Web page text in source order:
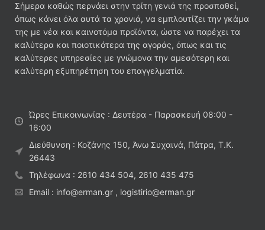
Σήμερα καθώς περνάει στην τρίτη γενιά της προσπαθεί,
όπως κάνει όλα αυτά τα χρονιά, να εμπλουτίζει την γκάμα
της με νέα και καινοτόμα προϊόντα, ώστε να παρέχει τα
καλύτερα και ποιοτικότερα της αγοράς, όπως και τις
καλύτερες υπηρεσίες με γνώμονα την αμεσότερη και
καλύτερη εξυπηρέτηση του επαγγελματία.
Ώρες Επικοινωνίας : Δευτέρα - Παρασκευή 08:00 -
16:00
Διεύθυνση : Κοζάνης 150, Άνω Συχαινά, Πάτρα, Τ.Κ.
26443
Τηλέφωνα : 2610 434 504, 2610 435 475
Email : info@erman.gr , logistirio@erman.gr